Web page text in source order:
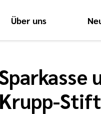
Über uns
Krupp-